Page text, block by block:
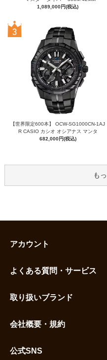
1,089,000円(税込)
【世界限定600本】 OCW-SG1000CN-1AJ
R CASIO カシオ オシアナス マンタ
682,000円(税込)
も
アカウント
お気に入りを見る
よくある質問・サービス
ご利用ガイド
配送・送料について
取り扱いブランド
セイコー
会社概要・規約
公式SNS